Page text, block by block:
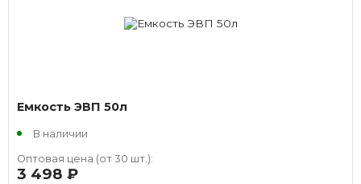
Емкость ЭВП 50л
В наличии
Оптовая цена (от 30 шт.):
3 498